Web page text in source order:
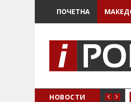
ПОЧЕТНА
НОВОСТИ